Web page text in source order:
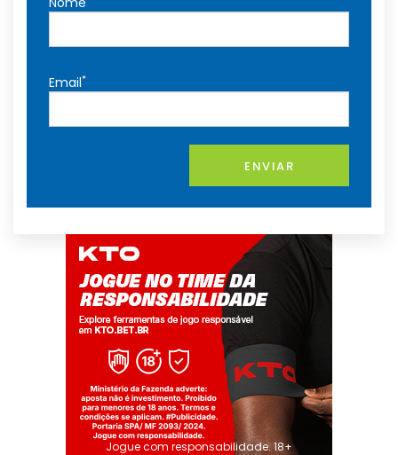
Email*
ENVIAR
Jogue com responsabilidade. 18+